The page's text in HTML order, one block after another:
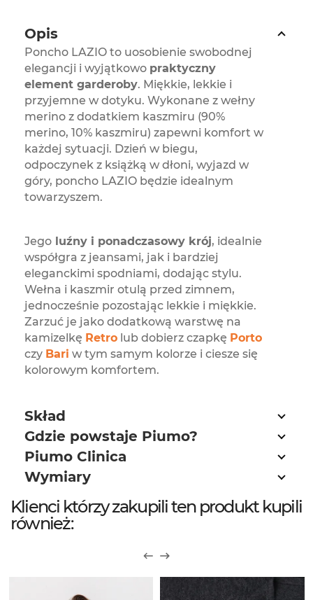
Opis
Poncho LAZIO to uosobienie swobodnej
elegancji i wyjątkowo praktyczny
element garderoby. Miękkie, lekkie i
przyjemne w dotyku. Wykonane z wełny
merino z dodatkiem kaszmiru (90%
merino, 10% kaszmiru) zapewni komfort w
każdej sytuacji. Dzień w biegu,
odpoczynek z książką w dłoni, wyjazd w
góry, poncho LAZIO będzie idealnym
towarzyszem.
Jego luźny i ponadczasowy krój, idealnie
współgra z jeansami, jak i bardziej
eleganckimi spodniami, dodając stylu.
Wełna i kaszmir otulą przed zimnem,
jednocześnie pozostając lekkie i miękkie.
Zarzuć je jako dodatkową warstwę na
kamizelkę Retro lub dobierz czapkę Porto
czy Bari w tym samym kolorze i ciesze się
kolorowym komfortem.
Skład
Gdzie powstaje Piumo?
Piumo Clinica
Wymiary
Klienci którzy zakupili ten produkt kupili
również: